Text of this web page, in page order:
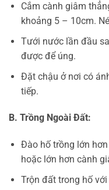
Cắm cành giâm
khoảng 5 – 10cm.
Tưới nước lần đầu
được để úng.
Đặt chậu ở nơi có
tiếp.
B. Trồng Ngoài Đất:
Đào hố trồng lớn
hoặc lớn hơn cành
Trộn đất trong hố